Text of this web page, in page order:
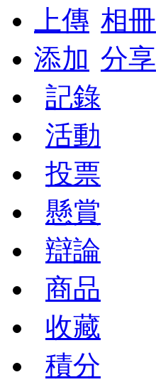
上傳 相冊
添加 分享
記錄
活動
投票
懸賞
辯論
商品
收藏
積分